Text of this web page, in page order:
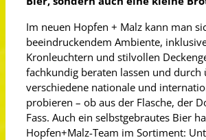
Im neuen Hopfen + Malz kann man
beeindruckendem Ambiente,
Kronleuchtern und stilvollen
fachkundig beraten lassen und durch
verschiedene nationale und
probieren – ob aus der Flasche, der
Fass. Auch ein selbstgebrautes Bier
Hopfen+Malz-Team im Sortiment: